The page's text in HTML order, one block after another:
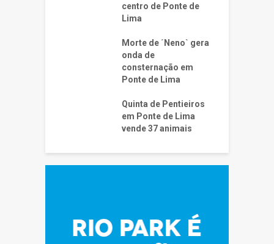
centro de Ponte de
Lima
Morte de ´Neno` gera
onda de
consternação em
Ponte de Lima
Quinta de Pentieiros
em Ponte de Lima
vende 37 animais